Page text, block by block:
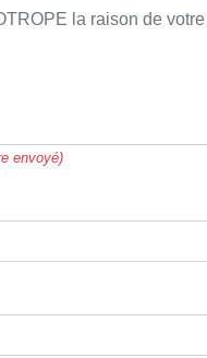
envoyé)